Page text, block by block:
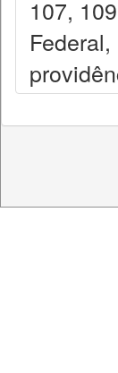
107,